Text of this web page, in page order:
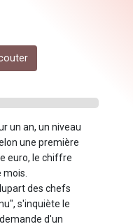
un an, un niveau
une première
euro, le chiffre
mois.
des chefs
s'inquiète le
d'un